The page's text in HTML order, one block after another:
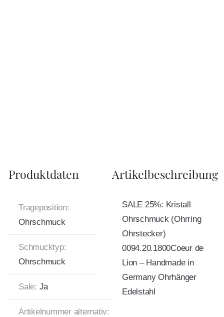
Produktdaten
Trageposition:
Ohrschmuck
Schmucktyp:
Ohrschmuck
Sale: Ja
Artikelnummer alternativ:
Artikelbeschreibung
SALE 25%: Kristall
Ohrschmuck (Ohrring
Ohrstecker)
0094.20.1800Coeur de
Lion – Handmade in
Germany Ohrhänger
Edelstahl